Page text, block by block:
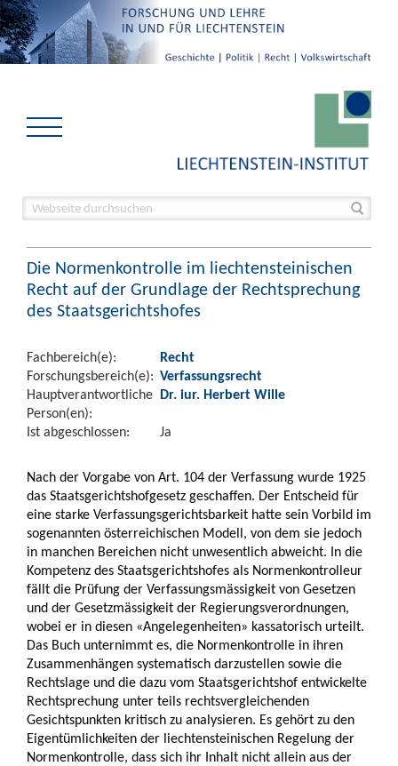
Die Normenkontrolle im liechtensteinischen
Recht auf der Grundlage der Rechtsprechung
des Staatsgerichtshofes
Fachbereich(e):
Recht
Forschungsbereich(e): Verfassungsrecht
Hauptverantwortliche
Person(en):
Dr. iur. Herbert Wille
Ist abgeschlossen: Ja
Nach der Vorgabe von Art. 104 der Verfassung wurde 1925
das Staatsgerichtshofgesetz geschaffen. Der Entscheid für
eine starke Verfassungsgerichtsbarkeit hatte sein Vorbild im
sogenannten österreichischen Modell, von dem sie jedoch
in manchen Bereichen nicht unwesentlich abweicht. In die
Kompetenz des Staatsgerichtshofes als Normenkontrolleur
fällt die Prüfung der Verfassungsmässigkeit von Gesetzen
und der Gesetzmässigkeit der Regierungsverordnungen,
wobei er in diesen «Angelegenheiten» kassatorisch urteilt.
Das Buch unternimmt es, die Normenkontrolle in ihren
Zusammenhängen systematisch darzustellen sowie die
Rechtslage und die dazu vom Staatsgerichtshof entwickelte
Rechtsprechung unter teils rechtsvergleichenden
Gesichtspunkten kritisch zu analysieren. Es gehört zu den
Eigentümlichkeiten der liechtensteinischen Regelung der
Normenkontrolle, dass sich ihr Inhalt nicht allein aus der